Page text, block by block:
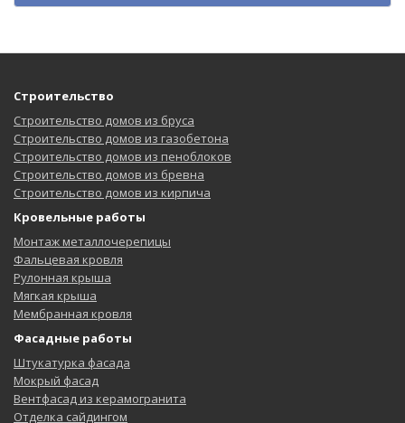
Строительство
Строительство домов из бруса
Строительство домов из газобетона
Строительство домов из пеноблоков
Строительство домов из бревна
Строительство домов из кирпича
Кровельные работы
Монтаж металлочерепицы
Фальцевая кровля
Рулонная крыша
Мягкая крыша
Мембранная кровля
Фасадные работы
Штукатурка фасада
Мокрый фасад
Вентфасад из керамогранита
Отделка сайдингом